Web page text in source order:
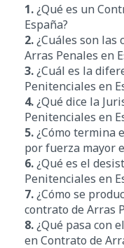
1.¿Qué es un
España?
2.¿Cuáles son las
Arras Penales en
3.¿Cuál es la
Penitenciales en
4.¿Qué dice la
Penitenciales en
5.¿Cómo termina
por fuerza mayor
6.¿Qué es el
Penitenciales en
7.¿Cómo se
contrato de Arras
8.¿Qué pasa con
en Contrato de